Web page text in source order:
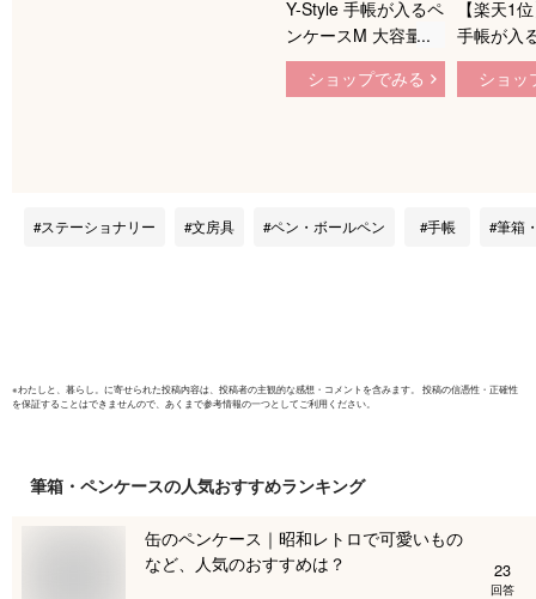
Y-Style 手帳が入るペ
ンケースM 大容量 全
9ポケット ペンスタ
ンド 縦型 自立 立つ
ショップでみる
【楽天1
手帳が入
スL 大容
ット ペ
たくさん
ショッ
ステーショナリー 文房具 ペン・ボールペン 手帳 筆箱
※わたしと、暮らし。 に寄せられた投稿内容は、投稿者の主観的な感想・コメントを含みます。 投稿の信憑性・正確性
を保証することはできませんので、あくまで参考情報の一つとしてご利用ください。
筆箱・ペンケースの人気おすすめランキング
缶のペンケース｜昭和レトロで可愛いもの
など、人気のおすすめは？
23
回答